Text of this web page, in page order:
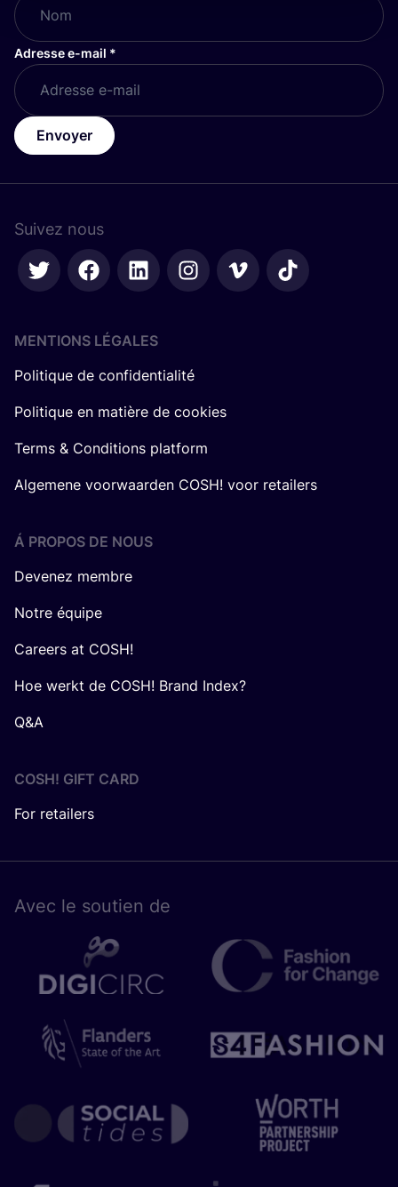
Adresse e-mail *
Envoyer
Suivez nous
MENTIONS LÉGALES
Politique de confidentialité
Politique en matière de cookies
Terms & Conditions platform
Algemene voorwaarden COSH! voor retailers
Á PROPOS DE NOUS
Devenez membre
Notre équipe
Careers at COSH!
Hoe werkt de COSH! Brand Index?
Q&A
COSH! GIFT CARD
For retailers
Avec le sou­tien de